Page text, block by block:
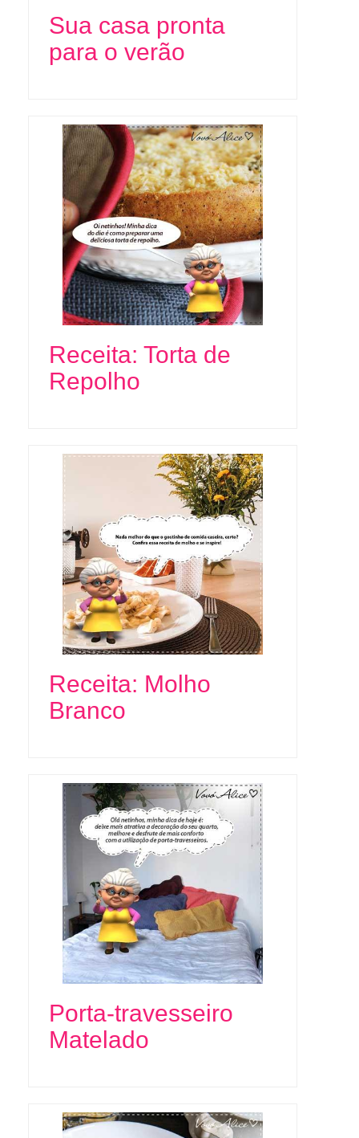
Sua casa pronta
para o verão
Receita: Torta de
Repolho
Receita: Molho
Branco
Porta-travesseiro
Matelado